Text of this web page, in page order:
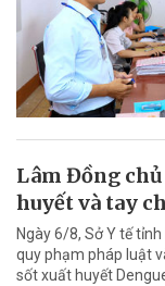
Lâm Đồng
huyết và tay
Ngày 6/8, Sở Y tế
quy phạm pháp luật
sốt xuất huyết